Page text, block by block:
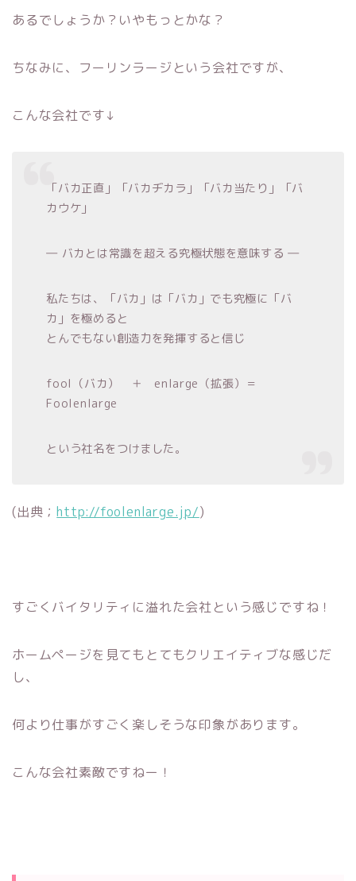
あるでしょうか？いやもっとかな？
ちなみに、フーリンラージという会社ですが、
こんな会社です↓
「バカ正直」「バカヂカラ」「バカ当たり」「バ
カウケ」
― バカとは常識を超える究極状態を意味する ―
私たちは、「バカ」は「バカ」でも究極に「バ
カ」を極めると
とんでもない創造力を発揮すると信じ
fool（バカ） ＋ enlarge（拡張）＝
Foolenlarge
という社名をつけました。
(出典；http://foolenlarge.jp/)
すごくバイタリティに溢れた会社という感じですね！
ホームページを見てもとてもクリエイティブな感じだ
し、
何より仕事がすごく楽しそうな印象があります。
こんな会社素敵ですねー！